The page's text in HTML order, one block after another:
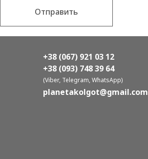
Отправить
+38 (067) 921 03 12
+38 (093) 748 39 64
(Viber, Telegram, WhatsApp)
planetakolgot@gmail.com